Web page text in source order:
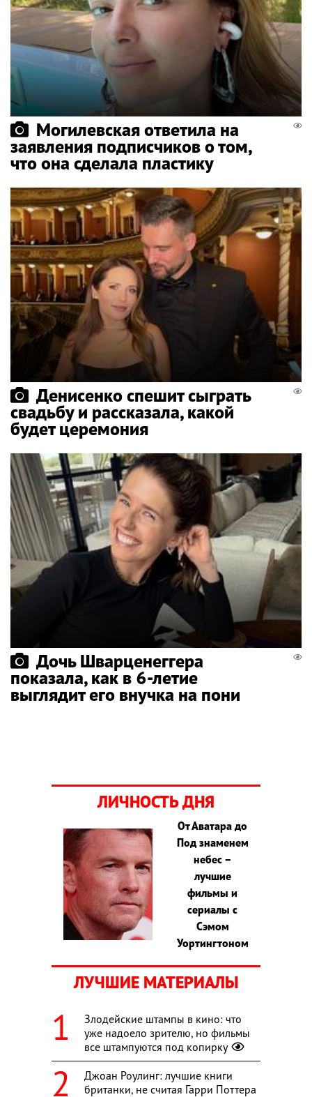
Могилевская ответила на
заявления подписчиков о том,
что она сделала пластику
Денисенко спешит сыграть
свадьбу и рассказала, какой
будет церемония
Дочь Шварценеггера
показала, как в 6-летие
выглядит его внучка на пони
ЛИЧНОСТЬ ДНЯ
От Аватара до
Под знаменем
небес –
лучшие
фильмы и
сериалы с
Сэмом
Уортингтоном
ЛУЧШИЕ МАТЕРИАЛЫ
Злодейские штампы в кино: что
уже надоело зрителю, но фильмы
все штампуются под копирку
Джоан Роулинг: лучшие книги
британки, не считая Гарри Поттера